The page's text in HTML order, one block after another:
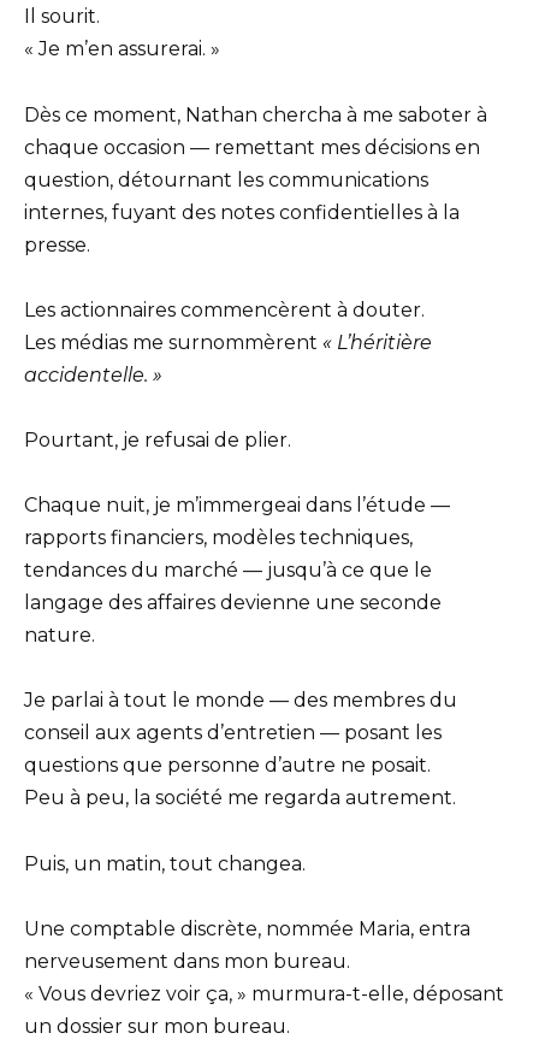
Il sourit.
« Je m’en assurerai. »
Dès ce moment, Nathan chercha à me saboter à
chaque occasion — remettant mes décisions en
question, détournant les communications
internes, fuyant des notes confidentielles à la
presse.
Les actionnaires commencèrent à douter.
Les médias me surnommèrent « L’héritière
accidentelle. »
Pourtant, je refusai de plier.
Chaque nuit, je m’immergeai dans l’étude —
rapports financiers, modèles techniques,
tendances du marché — jusqu’à ce que le
langage des affaires devienne une seconde
nature.
Je parlai à tout le monde — des membres du
conseil aux agents d’entretien — posant les
questions que personne d’autre ne posait.
Peu à peu, la société me regarda autrement.
Puis, un matin, tout changea.
Une comptable discrète, nommée Maria, entra
nerveusement dans mon bureau.
« Vous devriez voir ça, » murmura-t-elle, déposant
un dossier sur mon bureau.